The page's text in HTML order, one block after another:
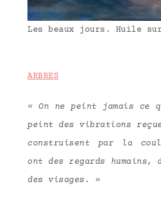
Les beaux jours. Huile
ARBRES
« On ne peint jamais ce
peint des vibrations
construisent par la
ont des regards humains,
des visages. »